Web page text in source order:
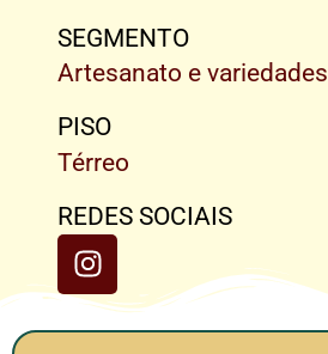
SEGMENTO
Artesanato e variedades
PISO
Térreo
REDES SOCIAIS